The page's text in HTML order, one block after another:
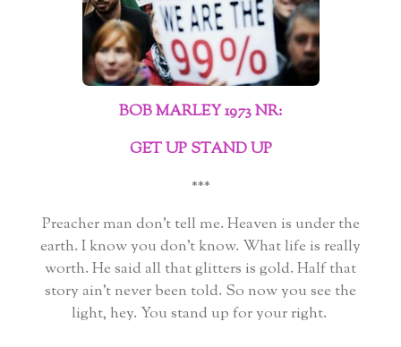
BOB MARLEY 1973 NR:
GET UP STAND UP
***
Preacher man don't tell me. Heaven is under the
earth. I know you don't know. What life is really
worth. He said all that glitters is gold. Half that
story ain't never been told. So now you see the
light, hey. You stand up for your right.